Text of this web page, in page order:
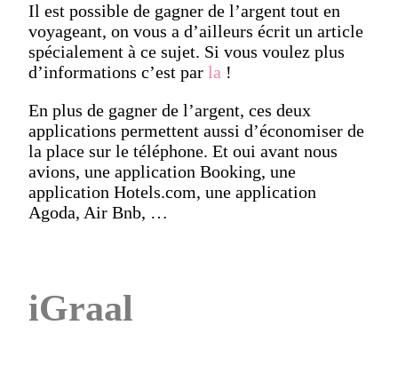
Il est possible de gagner de l’argent tout en
voyageant, on vous a d’ailleurs écrit un article
spécialement à ce sujet. Si vous voulez plus
d’informations c’est par la !
En plus de gagner de l’argent, ces deux
applications permettent aussi d’économiser de
la place sur le téléphone. Et oui avant nous
avions, une application Booking, une
application Hotels.com, une application
Agoda, Air Bnb, …
iGraal